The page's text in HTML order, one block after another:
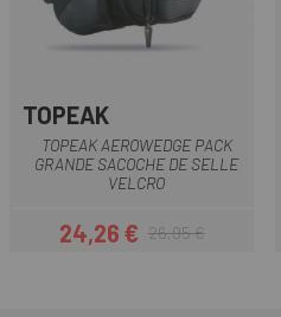
TOPEAK
TOPEAK AEROWEDGE PACK
GRANDE SACOCHE DE SELLE
VELCRO
Prix
24,26 €Prix habituel
26,95 €